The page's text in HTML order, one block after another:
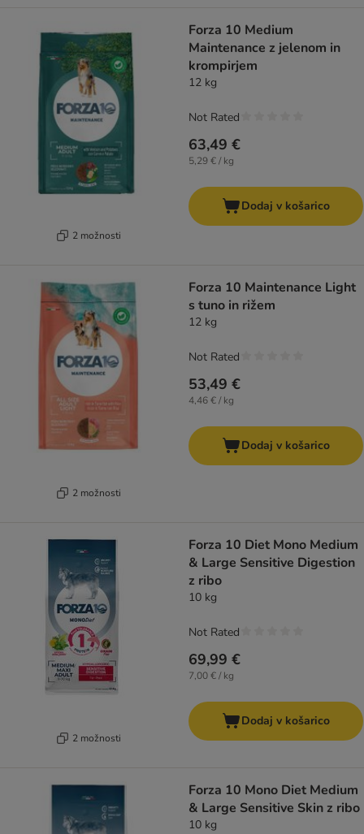
2 možnosti
Forza 10 Medium
Maintenance z jelenom in
krompirjem
12 kg
63,49 €
5,29 € / kg
Not Rated
Dodaj v košarico
2 možnosti
Forza 10 Maintenance Light
s tuno in rižem
12 kg
53,49 €
4,46 € / kg
Not Rated
Dodaj v košarico
2 možnosti
Forza 10 Diet Mono Medium
& Large Sensitive Digestion
z ribo
10 kg
69,99 €
7,00 € / kg
Not Rated
Dodaj v košarico
Forza 10 Mono Diet Medium
& Large Sensitive Skin z ribo
10 kg